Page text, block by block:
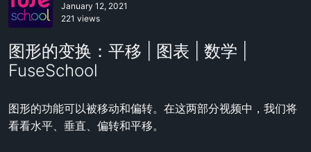
January 12, 2021
221 views
图形的变换：平移 | 图表 | 数学 |
FuseSchool
图形的功能可以被移动和偏转。在这两部分视频中，我们将
看看水平、垂直、偏转和平移。